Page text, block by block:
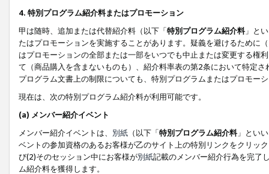
4. 特別プログラム紹介料またはプロモーション
甲は随時、追加または代替紹介料（以下「特別プログラム紹介料」と
たはプロモーションを実施することがあります。疑義を避けるために
はプロモーションの全部または一部をいつでも中止または変更する権
て（商品購入を含まないものも）、紹介料率表の第2条において特定
プログラム文書上の制限についても、特別プログラムまたはプロモー
現在は、次の特別プログラム紹介料が利用可能です。
(a) メンバー紹介イベント
メンバー紹介イベントは、 別紙 （以下「特別プログラム紹介料」とい
ベントの参加資格のあるお客様が乙のサイト上の特別リンクをクリッ
び(2)そのセッション中にお客様が別紙記載のメンバー紹介行為を完了
ム紹介料を獲得します。